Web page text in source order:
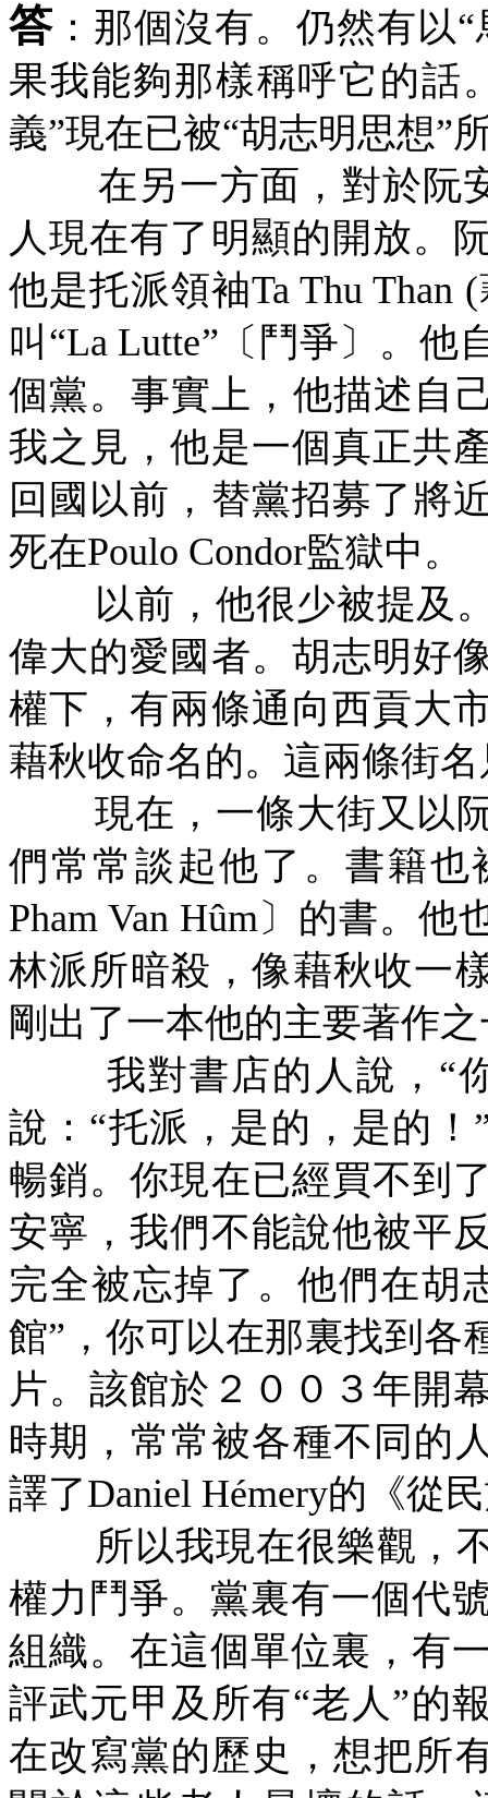
答 ：那個沒有。仍然有以
果我能夠那樣稱呼它的話
義”現在已被“胡志明思想”
在另一方面，對於阮
人現在有了明顯的開放。
他是托派領袖Ta Thu Than (
叫“La Lutte”〔鬥爭〕。他
個黨。事實上，他描述自
我之見，他是一個真正共
回國以前，替黨招募了將
死在Poulo Condor監獄中。
以前，他很少被提及
偉大的愛國者。胡志明好
權下，有兩條通向西貢大
藉秋收命名的。這兩條街
現在，一條大街又以
們常常談起他了。書籍
Pham Van Hûm〕的書。他
林派所暗殺，像藉秋收一
剛出了一本他的主要著作
我對書店的人說，“
說：“托派，是的，是的
暢銷。你現在已經買不到
安寧，我們不能說他被平
完全被忘掉了。他們在胡
館”，你可以在那裏找到各
片。該館於２００３年開
時期，常常被各種不同的
譯了Daniel Hémery的《從
所以我現在很樂觀，
權力鬥爭。黨裏有一個代
組織。在這個單位裏，有
評武元甲及所有“老人”的
在改寫黨的歷史，想把所